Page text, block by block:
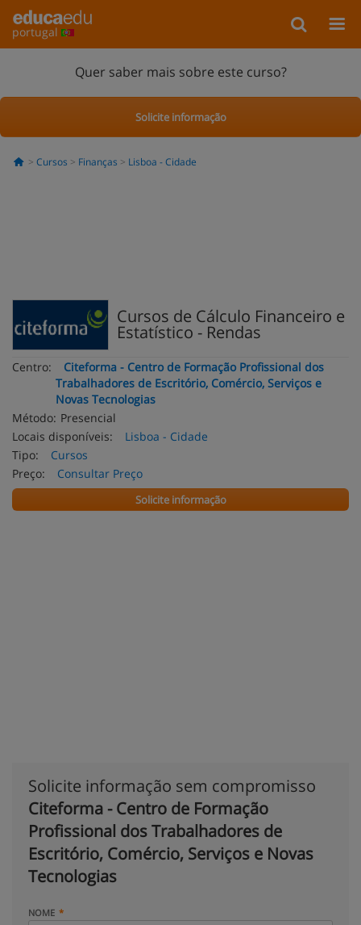
portugal
Quer saber mais sobre este curso?
Solicite informação
Cursos Finanças Lisboa - Cidade
Cursos de Cálculo Financeiro e
Estatístico - Rendas
Centro:
Citeforma - Centro de Formação Profissional dos
Trabalhadores de Escritório, Comércio, Serviços e
Novas Tecnologias
Método: Presencial
Locais disponíveis:
Lisboa - Cidade
Tipo:
Cursos
Preço:
Consultar Preço
Solicite informação
Solicite informação sem compromisso
Citeforma - Centro de Formação
Profissional dos Trabalhadores de
Escritório, Comércio, Serviços e Novas
Tecnologias
NOME